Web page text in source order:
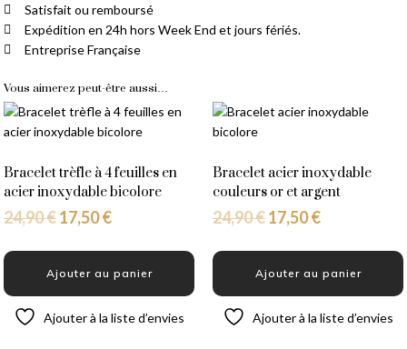
Livraison Gratuite
Satisfait ou remboursé
Expédition en 24h hors Week End et jours fériés.
Entreprise Française
Vous aimerez peut-être aussi…
Bracelet trèfle à 4 feuilles en
acier inoxydable bicolore
24,90€17,50€
Ajouter au panier
Ajouter à la liste d’envies
Bracelet acier inoxydable
couleurs or et argent
24,90€17,50€
Ajouter au panier
Ajouter à la liste d’envies